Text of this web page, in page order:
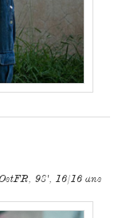
98', 16/16 ans